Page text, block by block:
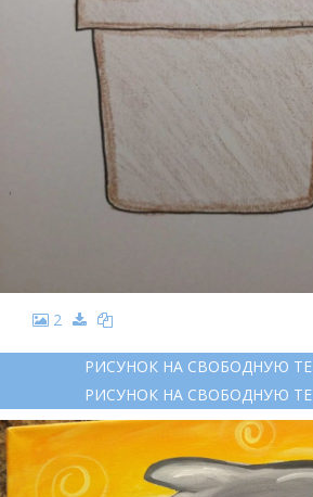
2
РИСУНОК НА СВОБОДНУЮ
РИСУНОК НА СВОБОДНУЮ